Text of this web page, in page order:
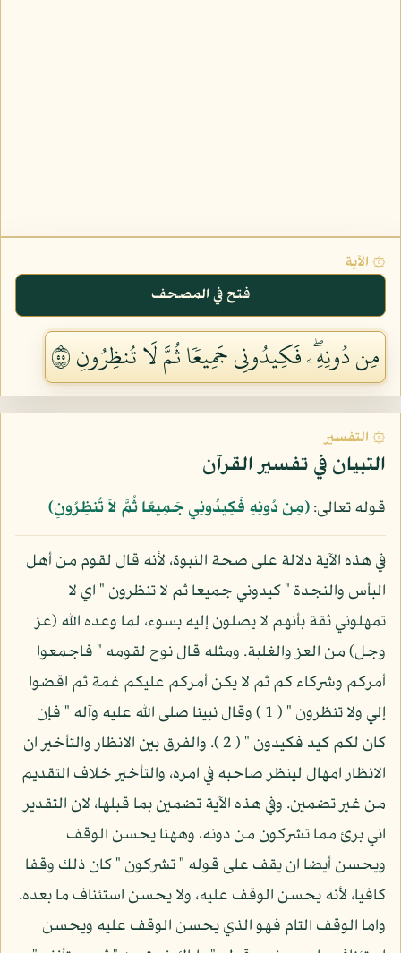
۞ الآية
فتح في المصحف
مِن دُونِهِۦۖ فَكِيدُونِي جَمِيعٗا ثُمَّ لَا تُنظِرُونِ ٥٥
۞ التفسير
التبيان في تفسير القرآن
قوله تعالى:﴿مِن دُونِهِ فَكِيدُونِي جَمِيعًا ثُمَّ لاَ تُنظِرُونِ﴾
في هذه الآية دلالة على صحة النبوة، لأنه قال لقوم من أهل
البأس والنجدة " كيدوني جميعا ثم لا تنظرون " اي لا
تمهلوني ثقة بأنهم لا يصلون إليه بسوء، لما وعده الله (عز
وجل) من العز والغلبة. ومثله قال نوح لقومه " فاجمعوا
أمركم وشركاء كم ثم لا يكن أمركم عليكم غمة ثم اقضوا
إلي ولا تنظرون " ( 1 ) وقال نبينا صلى الله عليه وآله " فإن
كان لكم كيد فكيدون " ( 2 ). والفرق بين الانظار والتأخير ان
الانظار امهال لينظر صاحبه في امره، والتأخير خلاف التقديم
من غير تضمين. وفي هذه الآية تضمين بما قبلها، لان التقدير
اني برئ مما تشركون من دونه، وههنا يحسن الوقف
ويحسن أيضا ان يقف على قوله " تشركون " كان ذلك وقفا
كافيا، لأنه يحسن الوقف عليه، ولا يحسن استئناف ما بعده.
واما الوقف التام فهو الذي يحسن الوقف عليه ويحسن